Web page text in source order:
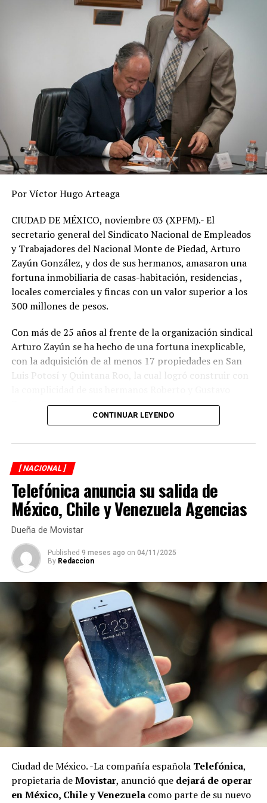
Morena controlará 27 congresos
Olas de calor suman 48 muertos
Por Víctor Hugo Arteaga
CIUDAD DE MÉXICO, noviembre 03 (XPFM).- El
secretario general del Sindicato Nacional de Empleados
y Trabajadores del Nacional Monte de Piedad, Arturo
Zayún González, y dos de sus hermanos, amasaron una
fortuna inmobiliaria de casas-habitación, residencias ,
locales comerciales y fincas con un valor superior a los
300 millones de pesos.
Con más de 25 años al frente de la organización sindical
Arturo Zayún se ha hecho de una fortuna inexplicable,
con la adquisición de al menos 17 propiedades en San
Luis Potosí y Quintana Roo, la cual logró construir con
Zayún González.
descubrió que el líder gremial adquirió su red
inmobiliaria, en la mayoría de los casos, con pagos
realizados en efectivo y con una valuación menor del
verdadero costo de las propiedades que hoy forman
parte del patrimonio del Clan Zayún y que constituyen
una simulación de compraventas.
La compra de diez propiedades a nombre del secretario
general del sindicato y ocho adquiridas por sus
hermanos, evidencian no sólo el uso de efectivo, sino la
falta de declaraciones fiscales que refuerzan la hipótesis
de una evasión sistemática y de graves irregularidades.
Las investigaciones encontraron que, al igual que otros
líderes sindicales en México, la gestión de Arturo Zayún
está marcada por decisiones financieras con
CONTINUAR LEYENDO
[ NACIONAL ]
Telefónica anuncia su salida de
México, Chile y Venezuela Agencias
Dueña de Movistar
Published 9 meses ago on 04/11/2025
By Redaccion
Ciudad de México. -La compañía española Telefónica,
propietaria deMovistar, anunció que dejará de operar
en México, Chile y Venezuelacomo parte de su nuevo